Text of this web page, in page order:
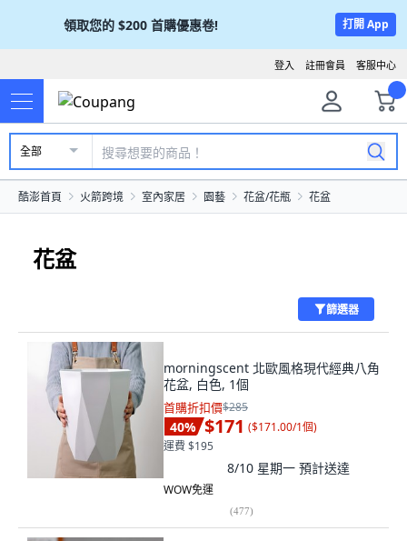
領取您的 $200 首購優惠卷! 打開 App
客服中心
註冊會員
登入
全部
酷澎首頁 火箭跨境 室內家居 園藝 花盆/花瓶 花盆
花盆
篩選器
morningscent 北歐風格現代經典八角
花盆, 白色, 1個
首購折扣價$285
40% $171 ($171.00/1個)
運費 $195
8/10 星期一 預計送達
WOW免運
(477)